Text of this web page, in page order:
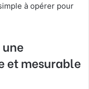
à opérer pour
et mesurable